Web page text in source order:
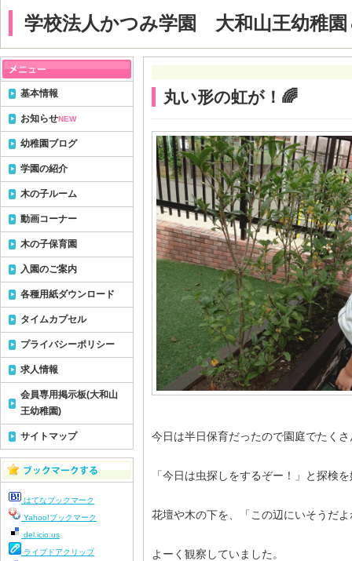
学校法人かつみ学園 大和山王幼稚園
丸い形の虹が！🌈
今日は半日保育だったので園庭でたく
「今日は虫探しをするぞー！」と探検
花壇や木の下を、「この辺にいそうだ
よーく観察していました。
基本情報
お知らせNEW
幼稚園ブログ
学園の紹介
木の子ルーム
動画コーナー
木の子保育園
入園のご案内
各種用紙ダウンロード
タイムカプセル
プライバシーポリシー
求人情報
会員専用掲示板(大和山
王幼稚園)
サイトマップ
はてなブックマーク
Yahoo!ブックマーク
del.icio.us
ライブドアクリップ